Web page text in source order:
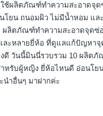
ช้ผลิตภัณฑ์ทำความสะอาดจุด
โยน ถนอมผิว ไม่มีน้ำหอม แล
ผลิตภัณฑ์ทำความสะอาดจุดซ่อ
ละหลายยี่ห้อ ที่ดูแลแก้ปัญหาจุ
งดี วันนี้มินนี่รวบรวม 10 ผลิต
หรับผู้หญิง ยี่ห้อไหนดี อ่อนโย
ำอื่นๆ มาฝากค่ะ